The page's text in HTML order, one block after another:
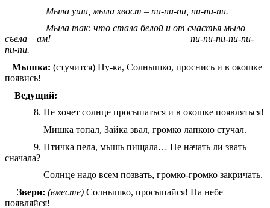
Мыла уши, мыла хвост – пи-пи-пи, пи-пи-пи.
Мыла так: что стала белой и от счастья мыло
съела – ам! пи-пи-пи-пи-пи-
пи-пи.
Мышка: (стучится) Ну-ка, Солнышко, проснись и в окошке
появись!
Ведущий:
8. Не хочет солнце просыпаться и в окошке появляться!
Мишка топал, Зайка звал, громко лапкою стучал.
9. Птичка пела, мышь пищала… Не начать ли звать
сначала?
Солнце надо всем позвать, громко-громко закричать.
Звери: (вместе) Солнышко, просыпайся! На небе
появляйся!